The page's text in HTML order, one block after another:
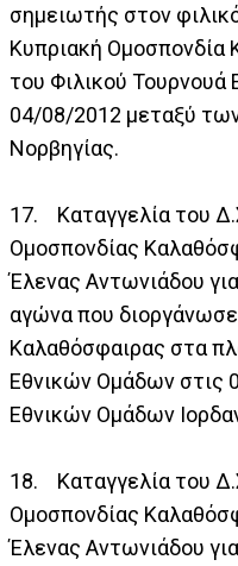
σημειωτής στον
Κυπριακή Ομοσπονδία
του Φιλικού
04/08/2012 μεταξύ
Νορβηγίας.
17. Καταγγελία του
Ομοσπονδίας
Έλενας Αντωνιάδου
αγώνα που
Καλαθόσφαιρας στα
Εθνικών Ομάδων στις
Εθνικών Ομάδων
18. Καταγγελία του
Ομοσπονδίας
Έλενας Αντωνιάδου